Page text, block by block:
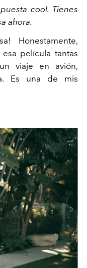
cool. Tienes
ahora.
Honestamente,
película tantas
viaje en avión,
Es una de mis